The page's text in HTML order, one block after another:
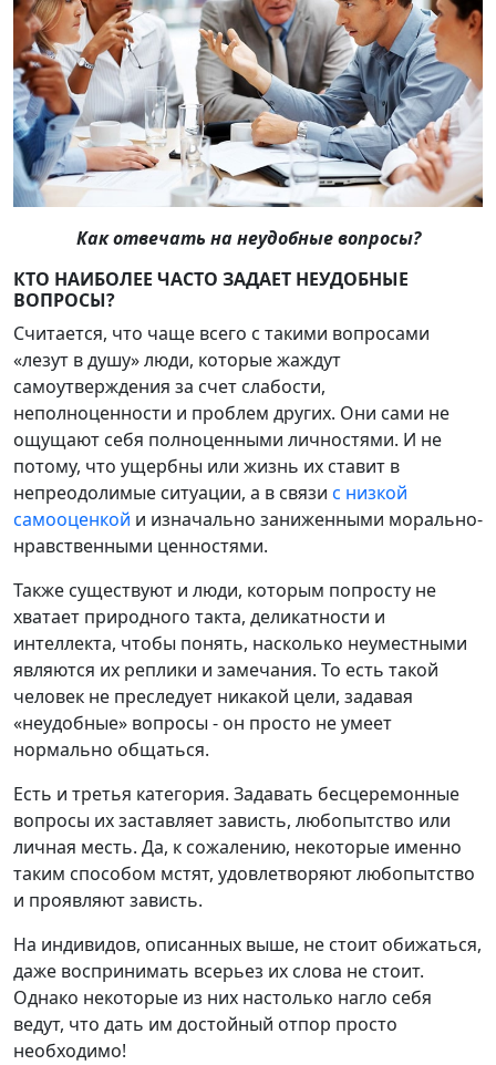
Как отвечать на неудобные вопросы?
КТО НАИБОЛЕЕ ЧАСТО ЗАДАЕТ НЕУДОБНЫЕ
ВОПРОСЫ?
Считается, что чаще всего с такими вопросами
«лезут в душу» люди, которые жаждут
самоутверждения за счет слабости,
неполноценности и проблем других. Они сами не
ощущают себя полноценными личностями. И не
потому, что ущербны или жизнь их ставит в
непреодолимые ситуации, а в связи с низкой
самооценкой и изначально заниженными морально-
нравственными ценностями.
Также существуют и люди, которым попросту не
хватает природного такта, деликатности и
интеллекта, чтобы понять, насколько неуместными
являются их реплики и замечания. То есть такой
человек не преследует никакой цели, задавая
«неудобные» вопросы - он просто не умеет
нормально общаться.
Есть и третья категория. Задавать бесцеремонные
вопросы их заставляет зависть, любопытство или
личная месть. Да, к сожалению, некоторые именно
таким способом мстят, удовлетворяют любопытство
и проявляют зависть.
На индивидов, описанных выше, не стоит обижаться,
даже воспринимать всерьез их слова не стоит.
Однако некоторые из них настолько нагло себя
ведут, что дать им достойный отпор просто
необходимо!